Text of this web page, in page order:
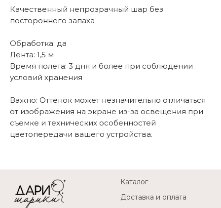
Качественный непрозрачный шар без
постороннего запаха
Обработка: да
Лента: 1,5 м
Время полета: 3 дня и более при соблюдении
условий хранения
Важно: Оттенок может незначительно отличаться
от изображения на экране из-за освещения при
съемке и технических особенностей
цветопередачи вашего устройства.
Каталог
Доставка и оплата